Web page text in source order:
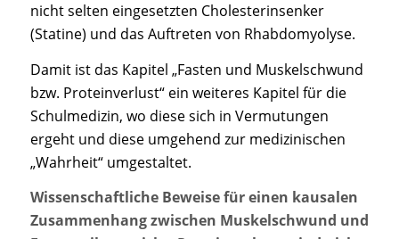
nicht selten eingesetzten Cholesterinsenker
(Statine) und das Auftreten von Rhabdomyolyse.
Damit ist das Kapitel „Fasten und Muskelschwund
bzw. Proteinverlust“ ein weiteres Kapitel für die
Schulmedizin, wo diese sich in Vermutungen
ergeht und diese umgehend zur medizinischen
„Wahrheit“ umgestaltet.
Wissenschaftliche Beweise für einen kausalen
Zusammenhang zwischen Muskelschwund und